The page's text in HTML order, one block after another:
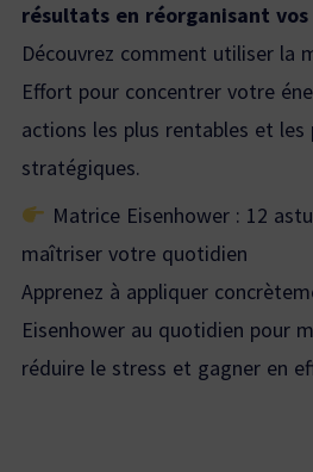
résultats en réorganisant
Découvrez comment utiliser la
Effort pour concentrer votre
actions les plus rentables et les
stratégiques.
Matrice Eisenhower : 12
maîtriser votre quotidien
Apprenez à appliquer
Eisenhower au quotidien pour
réduire le stress et gagner en